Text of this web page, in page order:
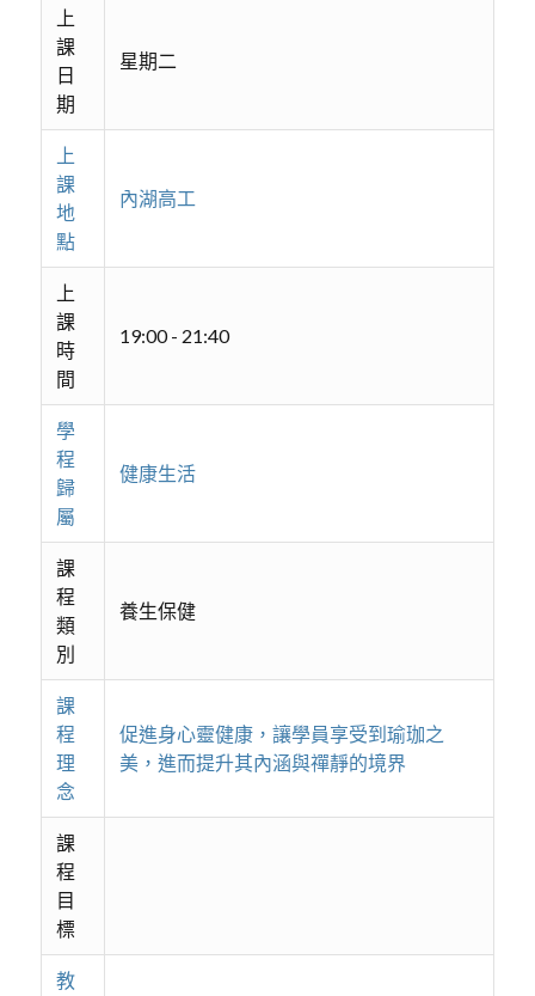
上
課
日
期
星期二
上
課
地
點
內湖高工
上
課
時
間
19:00 - 21:40
學
程
歸
屬
健康生活
課
程
類
別
養生保健
課
程
理
念
促進身心靈健康，讓學員享受到瑜珈之
美，進而提升其內涵與禪靜的境界
課
程
目
標
教